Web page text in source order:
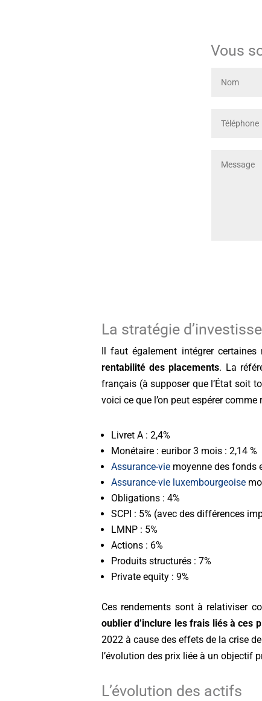
Vous
La stratégie
Il faut également intégrer
rentabilité des placements. La
français (à supposer que l’État soit
voici ce que l’on peut espérer
Livret A : 2,4%
Monétaire : euribor 3 mois : 2,14 %
Assurance-vie moyenne des fonds
Assurance-vie luxembourgeoise
Obligations : 4%
SCPI : 5% (avec des différences
LMNP : 5%
Actions : 6%
Produits structurés : 7%
Private equity : 9%
Ces rendements sont à relativiser
oublier d’inclure les frais liés à ces
2022 à cause des effets de la crise
l’évolution des prix liée à un objectif
L’évolution des actifs